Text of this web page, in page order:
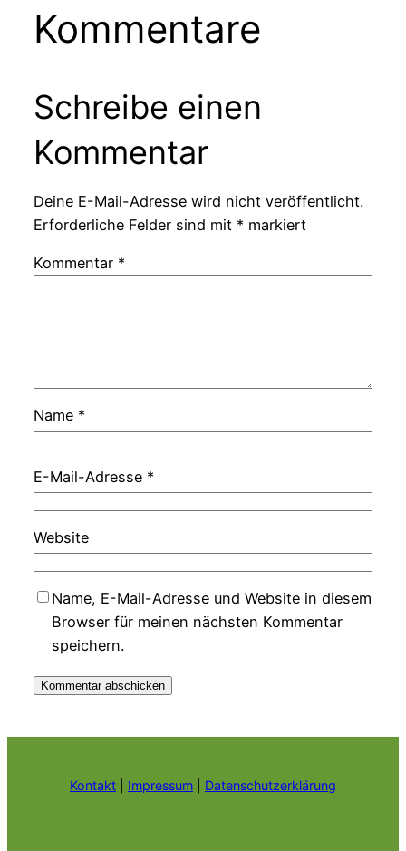
Kommentare
Schreibe einen
Kommentar
Deine E-Mail-Adresse wird nicht veröffentlicht.
Erforderliche Felder sind mit * markiert
Kommentar *
Name *
E-Mail-Adresse *
Website
Name, E-Mail-Adresse und Website in diesem
Browser für meinen nächsten Kommentar
speichern.
Kontakt Impressum Datenschutzerklärung